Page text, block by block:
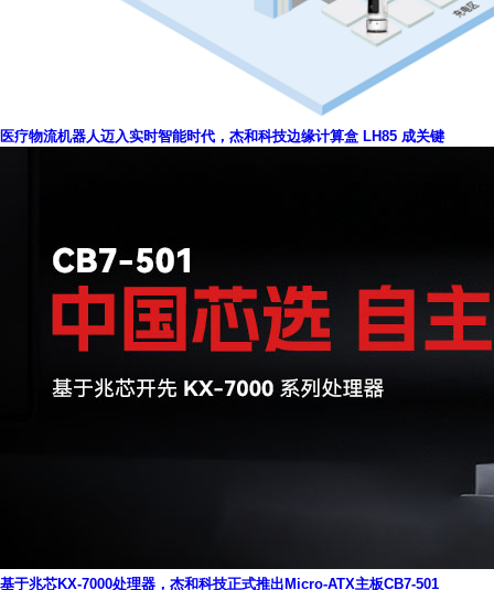
医疗物流机器人迈入实时智能时代，杰和科技边缘计算盒 LH85 成关键
基于兆芯KX-7000处理器，杰和科技正式推出Micro-ATX主板CB7-501